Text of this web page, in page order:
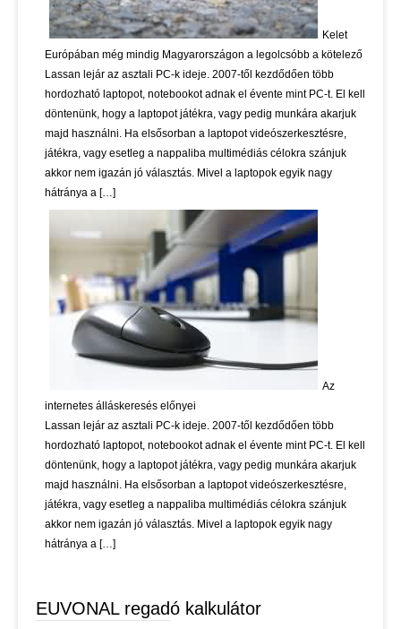
Kelet
Európában még mindig Magyarországon a legolcsóbb a kötelező
Lassan lejár az asztali PC-k ideje. 2007-től kezdődően több
hordozható laptopot, notebookot adnak el évente mint PC-t. El kell
döntenünk, hogy a laptopot játékra, vagy pedig munkára akarjuk
majd használni. Ha elsősorban a laptopot videószerkesztésre,
játékra, vagy esetleg a nappaliba multimédiás célokra szánjuk
akkor nem igazán jó választás. Mivel a laptopok egyik nagy
hátránya a […]
Az
internetes álláskeresés előnyei
Lassan lejár az asztali PC-k ideje. 2007-től kezdődően több
hordozható laptopot, notebookot adnak el évente mint PC-t. El kell
döntenünk, hogy a laptopot játékra, vagy pedig munkára akarjuk
majd használni. Ha elsősorban a laptopot videószerkesztésre,
játékra, vagy esetleg a nappaliba multimédiás célokra szánjuk
akkor nem igazán jó választás. Mivel a laptopok egyik nagy
hátránya a […]
EUVONAL regadó kalkulátor